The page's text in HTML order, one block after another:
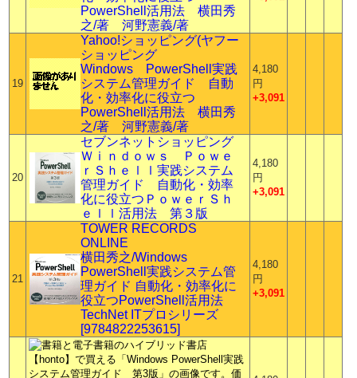
PowerShell活用法 横田秀
之/著 河野憲義/著
19
Yahoo!ショッピング(ヤフー
ショッピング
Windows PowerShell実践
システム管理ガイド 自動
化・効率化に役立つ
PowerShell活用法 横田秀
之/著 河野憲義/著
4,180
円
+3,091
20
セブンネットショッピング
Ｗｉｎｄｏｗｓ Ｐｏｗｅ
ｒＳｈｅｌｌ実践システム
管理ガイド 自動化・効率
化に役立つＰｏｗｅｒＳｈ
ｅｌｌ活用法 第３版
4,180
円
+3,091
21
TOWER RECORDS
ONLINE
横田秀之/Windows
PowerShell実践システム管
理ガイド 自動化・効率化に
役立つPowerShell活用法
TechNet ITプロシリーズ
[9784822253615]
4,180
円
+3,091